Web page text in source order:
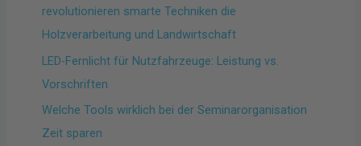
revolutionieren smarte Techniken die
Holzverarbeitung und Landwirtschaft
LED-Fernlicht für Nutzfahrzeuge: Leistung vs.
Vorschriften
Welche Tools wirklich bei der Seminarorganisation
Zeit sparen